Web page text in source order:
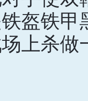
盔铁甲
上杀